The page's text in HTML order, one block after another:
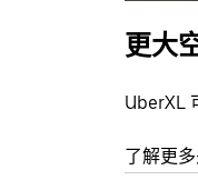
更大
UberXL
了解更